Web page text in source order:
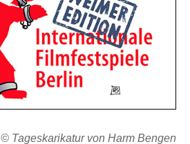
© Tageskarikatur von Harm Bengen